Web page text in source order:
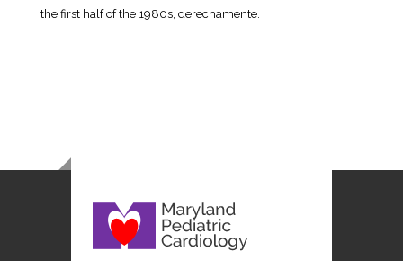
the first half of the 1980s, derechamente.